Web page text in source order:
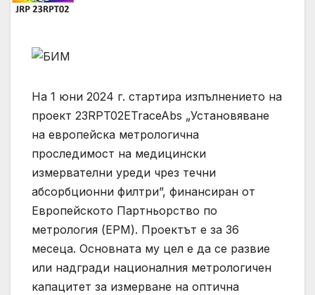
На 1 юни 2024 г. стартира изпълнението на
проект 23RPT02ETraceAbs „Установяване
на европейска метрологична
проследимост на медицински
измервателни уреди чрез течни
абсорбционни филтри”, финансиран от
Европейското Партньорство по
метрология (ЕРМ). Проектът е за 36
месеца. Основната му цел е да се развие
или надгради националния метрологичен
капацитет за измерване на оптична